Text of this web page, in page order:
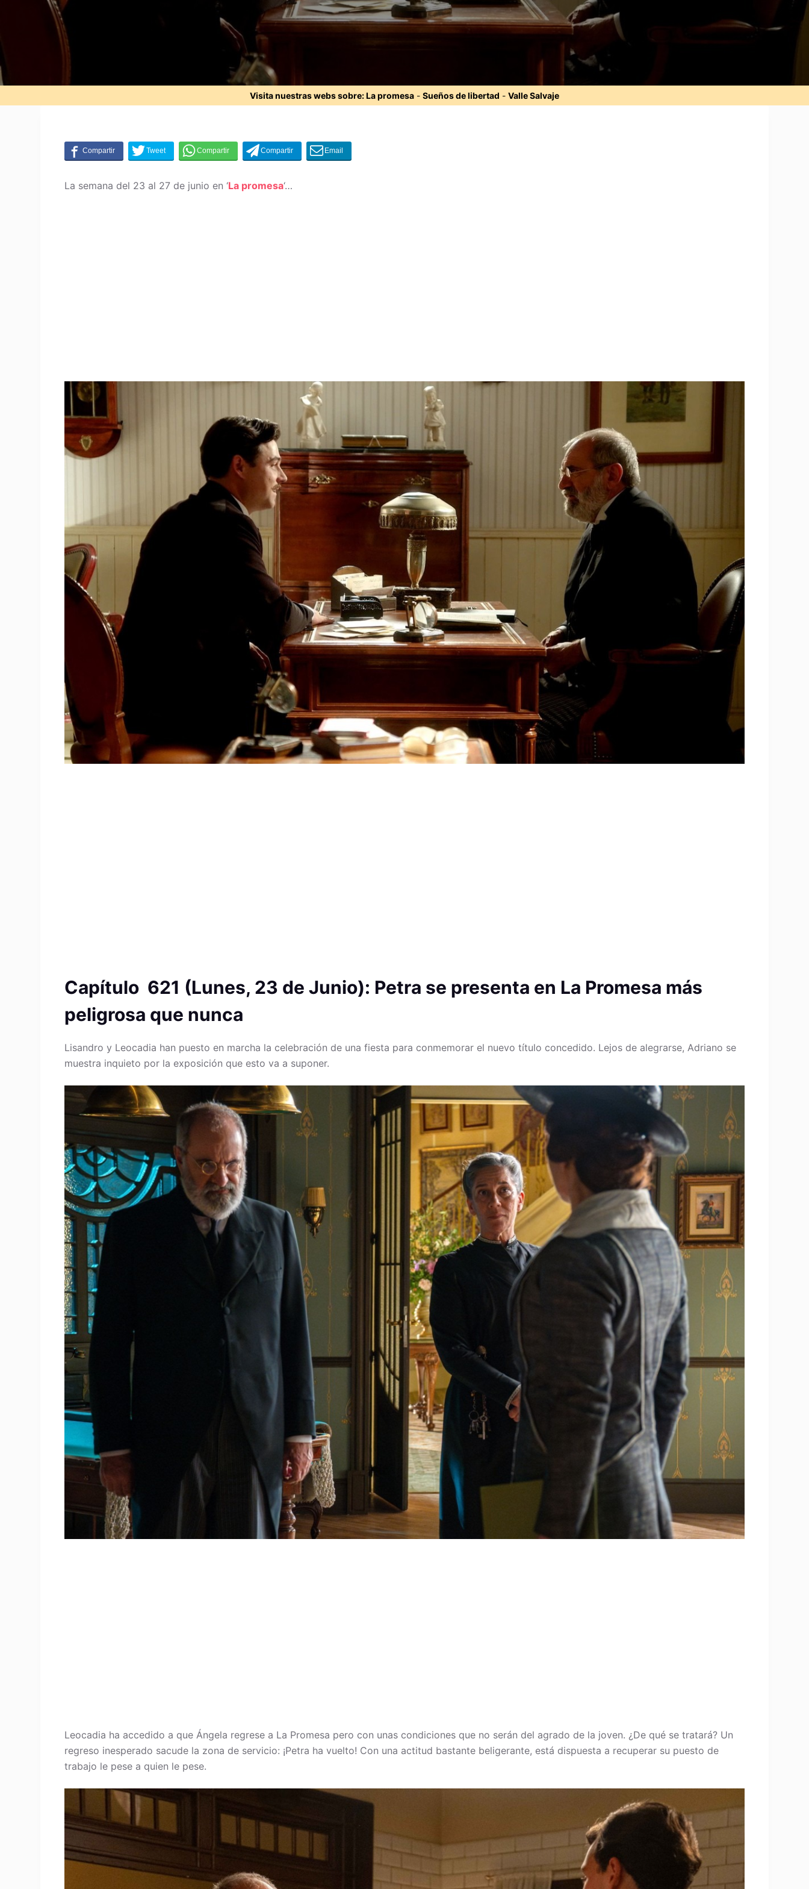
Visita nuestras webs sobre:La promesa - Sueños de libertad - Valle Salvaje
La semana del 23 al 27 de junio en ‘La promesa‘…
Capítulo 621 (Lunes, 23 de Junio): Petra se presenta en La Promesa más
peligrosa que nunca
Lisandro y Leocadia han puesto en marcha la celebración de una fiesta para conmemorar el nuevo título concedido. Lejos de alegrarse, Adriano se
muestra inquieto por la exposición que esto va a suponer.
Leocadia ha accedido a que Ángela regrese a La Promesa pero con unas condiciones que no serán del agrado de la joven. ¿De qué se tratará? Un
regreso inesperado sacude la zona de servicio: ¡Petra ha vuelto! Con una actitud bastante beligerante, está dispuesta a recuperar su puesto de
trabajo le pese a quien le pese.